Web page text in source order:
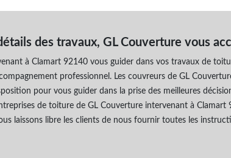
des travaux, GL Couverture vous
à Clamart 92140 vous guider dans vos travaux de
professionnel. Les couvreurs de GL
pour vous guider dans la prise des meilleures
de toiture de GL Couverture intervenant à
laissons libre les clients de nous fournir toutes les